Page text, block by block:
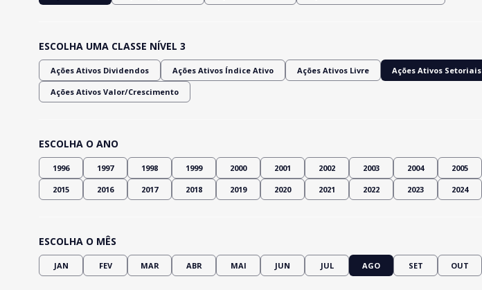
ESCOLHA UMA CLASSE NÍVEL 3
Ações Ativos Dividendos Ações Ativos Índice Ativo Ações Ativos Livre Ações Ativos Setoriais
Ações Ativos Valor/Crescimento
ESCOLHA O ANO
1996 1997 1998 1999 2000 2001 2002 2003 2004 2005
2015 2016 2017 2018 2019 2020 2021 2022 2023 2024
ESCOLHA O MÊS
JAN FEV MAR ABR MAI JUN JUL AGO SET OUT